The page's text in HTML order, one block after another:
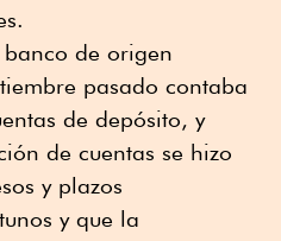
de origen
pasado contaba
de depósito, y
de cuentas se hizo
y plazos
y que la